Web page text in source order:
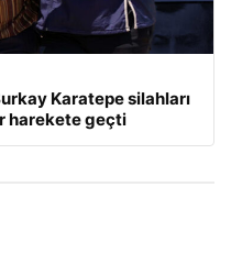
Karatepe silahları
harekete geçti